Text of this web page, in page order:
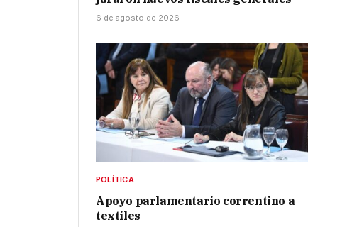
6 de agosto de 2026
POLÍTICA
Apoyo parlamentario correntino a
textiles